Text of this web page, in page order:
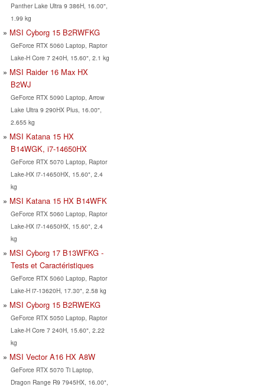
Panther Lake Ultra 9 386H, 16.00",
1.99 kg
MSI Cyborg 15 B2RWFKG
GeForce RTX 5060 Laptop, Raptor
Lake-H Core 7 240H, 15.60", 2.1 kg
MSI Raider 16 Max HX
B2WJ
GeForce RTX 5090 Laptop, Arrow
Lake Ultra 9 290HX Plus, 16.00",
2.655 kg
MSI Katana 15 HX
B14WGK, i7-14650HX
GeForce RTX 5070 Laptop, Raptor
Lake-HX i7-14650HX, 15.60", 2.4
kg
MSI Katana 15 HX B14WFK
GeForce RTX 5060 Laptop, Raptor
Lake-HX i7-14650HX, 15.60", 2.4
kg
MSI Cyborg 17 B13WFKG -
Tests et Caractéristiques
GeForce RTX 5060 Laptop, Raptor
Lake-H i7-13620H, 17.30", 2.58 kg
MSI Cyborg 15 B2RWEKG
GeForce RTX 5050 Laptop, Raptor
Lake-H Core 7 240H, 15.60", 2.22
kg
MSI Vector A16 HX A8W
GeForce RTX 5070 Ti Laptop,
Dragon Range R9 7945HX, 16.00",